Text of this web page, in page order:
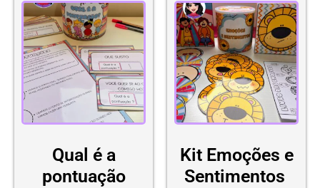
Qual é a
pontuação
Kit Emoções e
Sentimentos